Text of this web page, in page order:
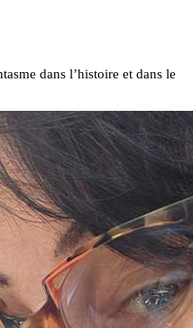
dans l’histoire et dans le